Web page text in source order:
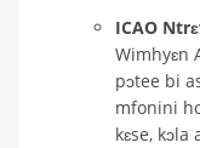
ICAO
Wimhyɛn
pɔtee bi
mfonini
kɛse, kɔla